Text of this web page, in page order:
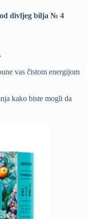
od divljeg bilja № 4
vas čistom energijom
kako biste mogli da